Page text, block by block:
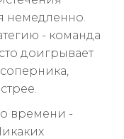
немедленно.
- команда
доигрывает
времени -